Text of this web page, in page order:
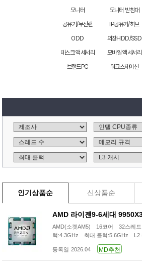
모니터 모니터 받침대
공유기/무선랜
IP공유기/허브
ODD 외장HDD/SSD
데스크 액세서리
모바일 액세서리
브랜드PC 워크스테이션